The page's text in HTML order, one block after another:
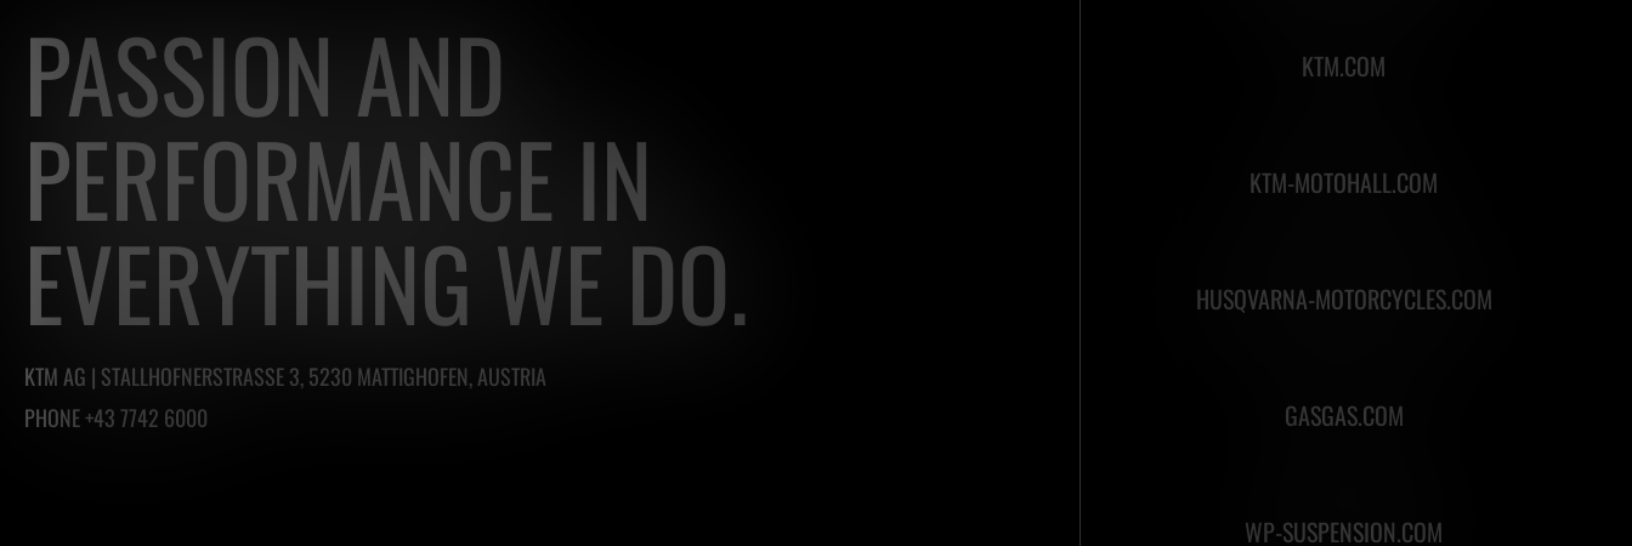
PASSION AND
PERFORMANCE IN
EVERYTHING WE DO.
KTM AG | STALLHOFNERSTRASSE 3, 5230 MATTIGHOFEN, AUSTRIA
PHONE +43 7742 6000
KTM.COM
KTM-MOTOHALL.COM
HUSQVARNA-MOTORCYCLES.COM
GASGAS.COM
WP-SUSPENSION.COM